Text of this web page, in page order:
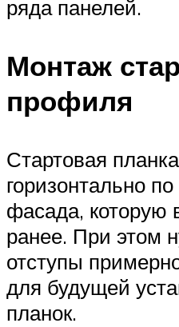
ряда панелей.
Монтаж
профиля
Стартовая
горизонтально
фасада, которую
ранее. При этом
отступы
для будущей
планок.